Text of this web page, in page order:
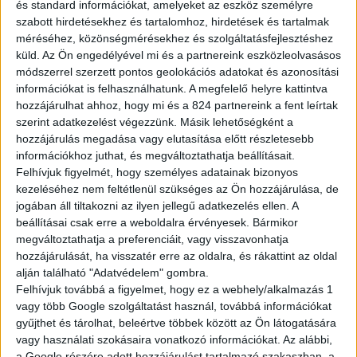
és standard információkat, amelyeket az eszköz személyre
szabott hirdetésekhez és tartalomhoz, hirdetések és tartalmak
méréséhez, közönségmérésekhez és szolgáltatásfejlesztéshez
küld. Az Ön engedélyével mi és a partnereink eszközleolvasásos
módszerrel szerzett pontos geolokációs adatokat és azonosítási
információkat is felhasználhatunk. A megfelelő helyre kattintva
hozzájárulhat ahhoz, hogy mi és a 824 partnereink a fent leírtak
szerint adatkezelést végezzünk. Másik lehetőségként a
hozzájárulás megadása vagy elutasítása előtt részletesebb
információkhoz juthat, és megváltoztathatja beállításait.
Felhívjuk figyelmét, hogy személyes adatainak bizonyos
kezeléséhez nem feltétlenül szükséges az Ön hozzájárulása, de
jogában áll tiltakozni az ilyen jellegű adatkezelés ellen. A
beállításai csak erre a weboldalra érvényesek. Bármikor
megváltoztathatja a preferenciáit, vagy visszavonhatja
hozzájárulását, ha visszatér erre az oldalra, és rákattint az oldal
alján található "Adatvédelem" gombra.
Felhívjuk továbbá a figyelmet, hogy ez a webhely/alkalmazás 1
vagy több Google szolgáltatást használ, továbbá információkat
gyűjthet és tárolhat, beleértve többek között az Ön látogatására
vagy használati szokásaira vonatkozó információkat. Az alábbi,
Az először a szigorodó emissziós előírások, majd a Covid,
később a félvezető és chiphiány, végül az ukrajnai háború
hatásai által jelentett kihívások sújtotta autópiacon az utóbbi
időben nem gyakori az új márkakereskedések megnyitása, a
Monoron létrehozott multifunkcionális centrumunk
létrehozása pedig szinte példa nélkül való. A
működésünket 1992-ben az egyik első hivatalos
magyarországi Toyota forgalmazójaként Monoron megkezdő
márkakereskedésként azonban méltó módon
ünnepeljük fennállásunk harmincadik évfordulát. 2007-ben
Monoron Lexus márkaszervízt, majd Szegeden 2013-ban Toyota
márkakereskedést nyitottunk. A huszonötödik évfordulójának is
megadtuk a módját: 2017-ben megnyitott a Lexus Szeged,
Magyarország második Lexus márkakereskedése. Alig öt évvel
később pedig nem csupán az első és egyetlen olyan
márkakereskedés lettünk Magyarországon, amely a Lexus
Monor révén immáron két Lexus márkakereskedésben
szolgálja ki ügyfeleit, hanem az első és egyetlen olyan
márkakereskedés is hazánkban, amely egyetlen központban
Toyota és Lexus márkakereskedést és márkaszervizt, Toyota